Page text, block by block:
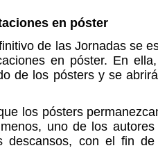
en póster
de las Jornadas se
en póster. En
de los pósters y se
los pósters
uno de los
descansos, con el fin